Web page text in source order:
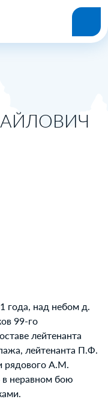
года, над небом д.
99-го
лейтенанта
лейтенанта П.Ф.
рядового А.М.
в неравном бою